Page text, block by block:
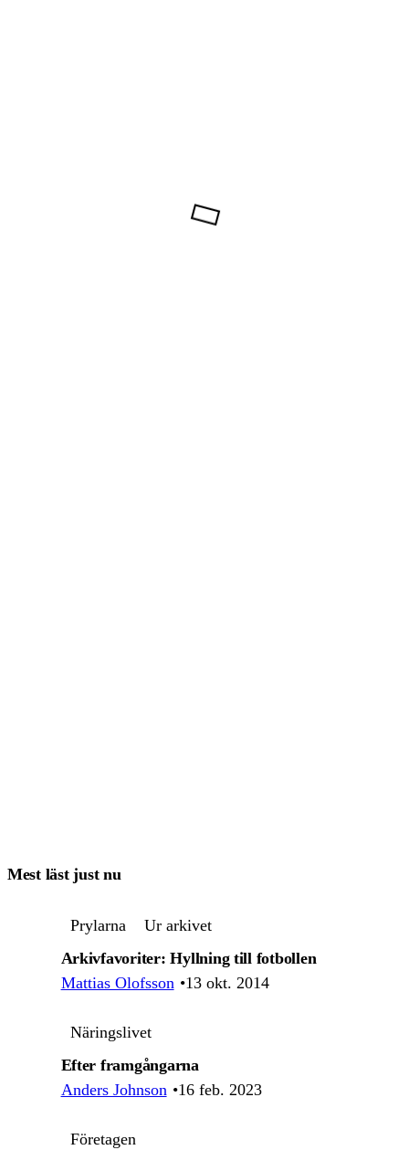
Mest läst just nu
Prylarna
Ur arkivet
Arkivfavoriter: Hyllning till fotbollen
Mattias Olofsson 13 okt. 2014
Näringslivet
Efter framgångarna
Anders Johnson 16 feb. 2023
Företagen